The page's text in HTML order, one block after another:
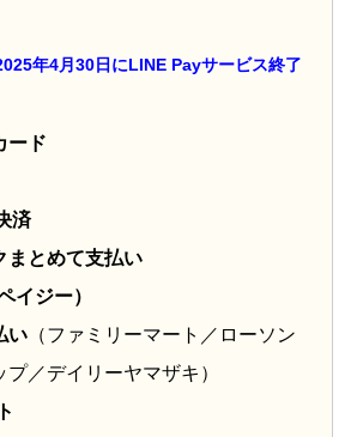
年4月30日にLINE Payサービス終了
ード
済
まとめて支払い
イジー）
い （ファミリーマート／ローソン
プ／デイリーヤマザキ）